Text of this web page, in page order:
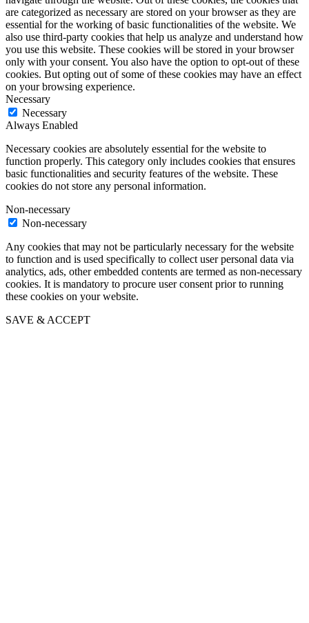
are categorized as necessary are stored on your browser as they are
essential for the working of basic functionalities of the website. We
also use third-party cookies that help us analyze and understand how
you use this website. These cookies will be stored in your browser
only with your consent. You also have the option to opt-out of these
cookies. But opting out of some of these cookies may have an effect
on your browsing experience.
Necessary
Necessary
Always Enabled
Necessary cookies are absolutely essential for the website to
function properly. This category only includes cookies that ensures
basic functionalities and security features of the website. These
cookies do not store any personal information.
Non-necessary
Non-necessary
Any cookies that may not be particularly necessary for the website
to function and is used specifically to collect user personal data via
analytics, ads, other embedded contents are termed as non-necessary
cookies. It is mandatory to procure user consent prior to running
these cookies on your website.
SAVE & ACCEPT